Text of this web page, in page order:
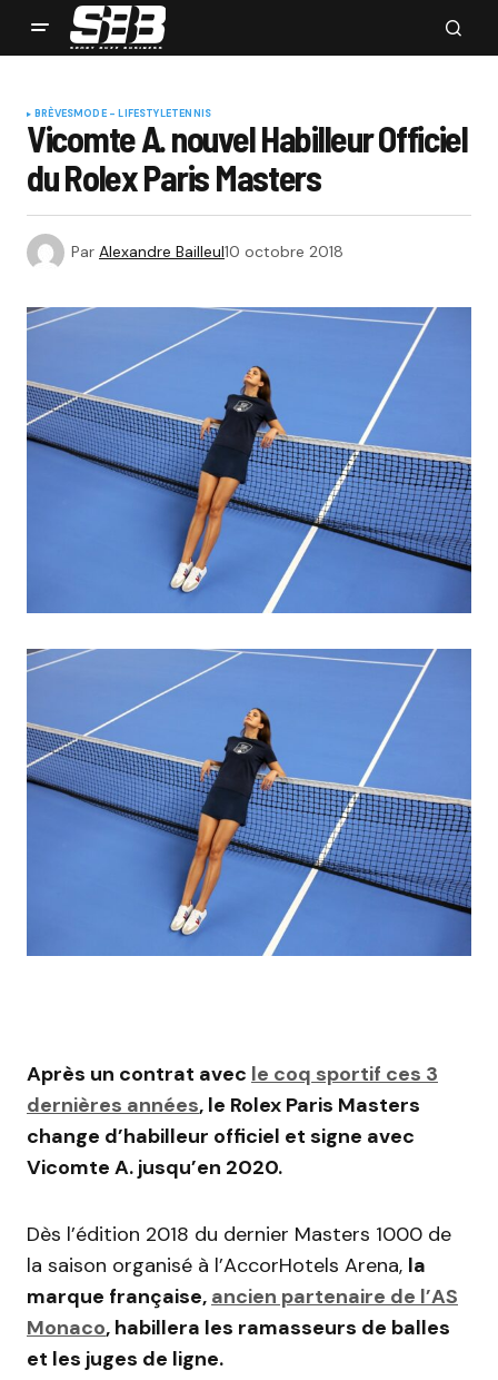
BRÈVESMODE - LIFESTYLETENNIS
Vicomte A. nouvel Habilleur Officiel
du Rolex Paris Masters
Par Alexandre Bailleul10 octobre 2018
Après un contrat avec le coq sportif ces 3
dernières années, le Rolex Paris Masters
change d’habilleur officiel et signe avec
Vicomte A. jusqu’en 2020.
Dès l’édition 2018 du dernier Masters 1000 de
la saison organisé à l’AccorHotels Arena, la
marque française, ancien partenaire de l’AS
Monaco, habillera les ramasseurs de balles
et les juges de ligne.